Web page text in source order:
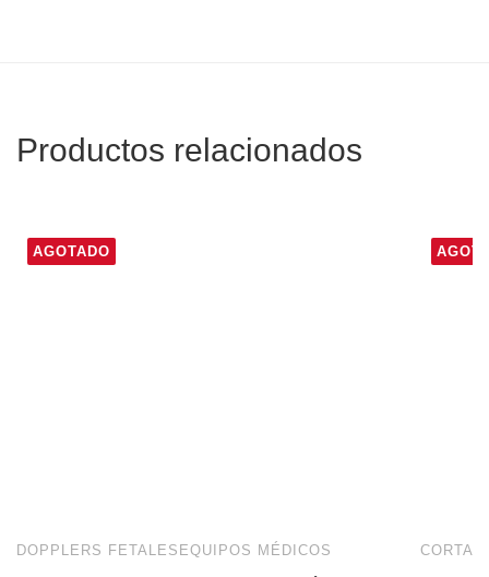
Productos relacionados
AGOTADO
DOPPLERS FETALES EQUIPOS MÉDICOS